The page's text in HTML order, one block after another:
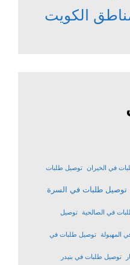
الكويت
في الخيران توصيل طلبات
توصيل طلبات في السرة
في الصالحية توصيل
المهبولة توصيل طلبات في
توصيل طلبات في بنيدر